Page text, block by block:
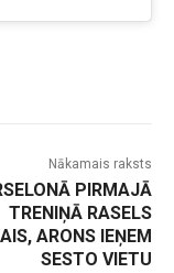
Nākamais raksts
PIRMAJĀ
TRENIŅĀ RASELS
ARONS IEŅEM
SESTO VIETU